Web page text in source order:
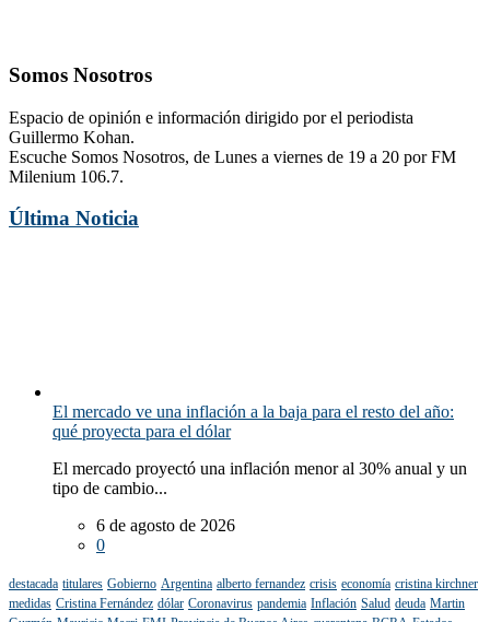
Somos Nosotros
Espacio de opinión e información dirigido por el periodista
Guillermo Kohan.
Escuche Somos Nosotros, de Lunes a viernes de 19 a 20 por FM
Milenium 106.7.
Última Noticia
El mercado ve una inflación a la baja para el resto del año:
qué proyecta para el dólar
El mercado proyectó una inflación menor al 30% anual y un
tipo de cambio...
6 de agosto de 2026
0
destacada titulares Gobierno Argentina alberto fernandez crisis economía cristina kirchner
medidas Cristina Fernández dólar Coronavirus pandemia Inflación Salud deuda Martin